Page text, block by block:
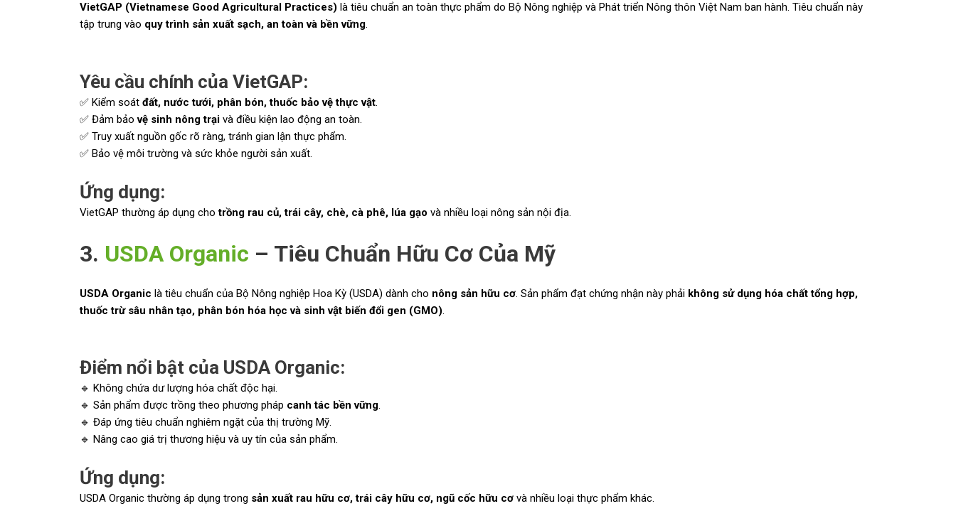
VietGAP (Vietnamese Good Agricultural Practices) là tiêu chuẩn an toàn thực phẩm do Bộ Nông nghiệp và Phát triển Nông thôn Việt Nam ban hành. Tiêu chuẩn này
tập trung vào quy trình sản xuất sạch, an toàn và bền vững.
Yêu cầu chính của VietGAP:
✅ Kiểm soát đất, nước tưới, phân bón, thuốc bảo vệ thực vật.
✅ Đảm bảovệ sinh nông trại và điều kiện lao động an toàn.
✅ Truy xuất nguồn gốc rõ ràng, tránh gian lận thực phẩm.
✅ Bảo vệ môi trường và sức khỏe người sản xuất.
Ứng dụng:
VietGAP thường áp dụng chotrồng rau củ, trái cây, chè, cà phê, lúa gạo và nhiều loại nông sản nội địa.
3. USDA Organic – Tiêu Chuẩn Hữu Cơ Của Mỹ
USDA Organic là tiêu chuẩn của Bộ Nông nghiệp Hoa Kỳ (USDA) dành cho nông sản hữu cơ. Sản phẩm đạt chứng nhận này phải không sử dụng hóa chất tổng hợp,
thuốc trừ sâu nhân tạo, phân bón hóa học và sinh vật biến đổi gen (GMO).
Điểm nổi bật của USDA Organic:
🔹 Không chứa dư lượng hóa chất độc hại.
🔹 Sản phẩm được trồng theo phương pháp canh tác bền vững.
🔹 Đáp ứng tiêu chuẩn nghiêm ngặt của thị trường Mỹ.
🔹 Nâng cao giá trị thương hiệu và uy tín của sản phẩm.
Ứng dụng:
USDA Organic thường áp dụng trong sản xuất rau hữu cơ, trái cây hữu cơ, ngũ cốc hữu cơ và nhiều loại thực phẩm khác.